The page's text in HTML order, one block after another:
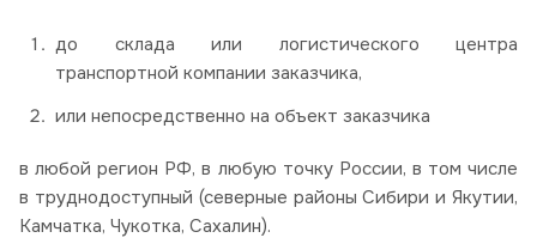
до склада или логистического центра
транспортной компании заказчика,
или непосредственно на объект заказчика
в любой регион РФ, в любую точку России, в том числе
в труднодоступный (северные районы Сибири и Якутии,
Камчатка, Чукотка, Сахалин).